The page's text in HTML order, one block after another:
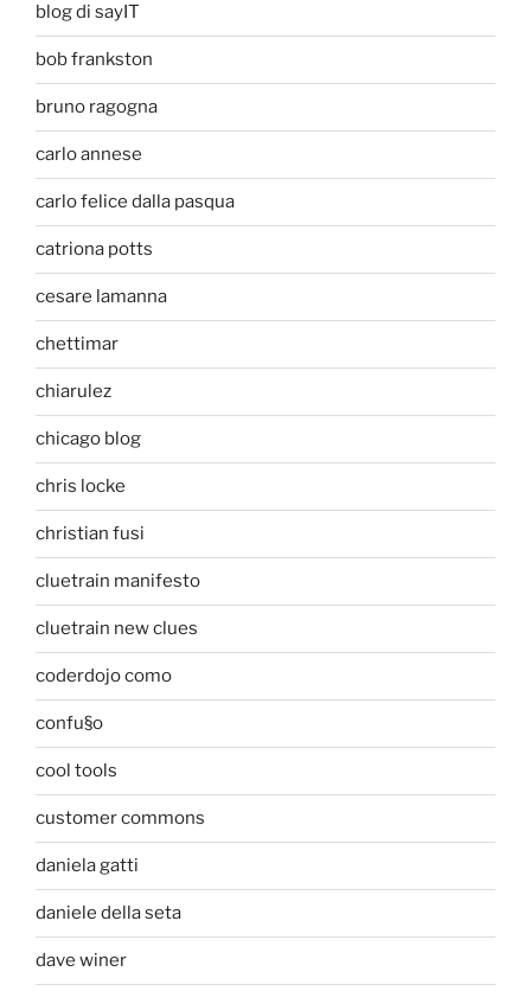
blog di sayIT
bob frankston
bruno ragogna
carlo annese
carlo felice dalla pasqua
catriona potts
cesare lamanna
chettimar
chiarulez
chicago blog
chris locke
christian fusi
cluetrain manifesto
cluetrain new clues
coderdojo como
confu§o
cool tools
customer commons
daniela gatti
daniele della seta
dave winer